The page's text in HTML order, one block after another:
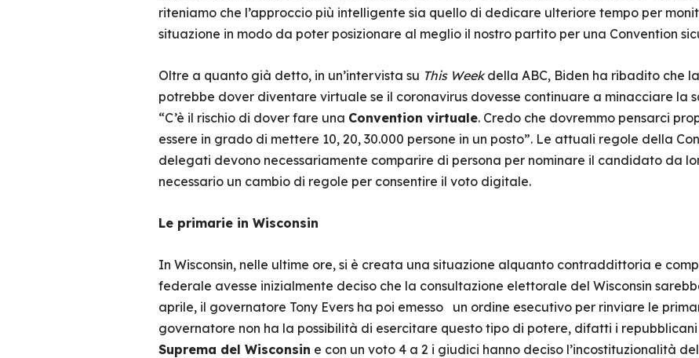
riteniamo che l’approccio più intelligente sia quello di dedicare ulteriore tempo per
situazione in modo da poter posizionare al meglio il nostro partito per una Convention
Oltre a quanto già detto, in un’intervista su This Weekdella ABC, Biden ha ribadito che
potrebbe dover diventare virtuale se il coronavirus dovesse continuare a minacciare la
“C’è il rischio di dover fare una Convention virtuale. Credo che dovremmo pensarci
essere in grado di mettere 10, 20, 30.000 persone in un posto”. Le attuali regole della
delegati devono necessariamente comparire di persona per nominare il candidato da
necessario un cambio di regole per consentire il voto digitale.
Le primarie in Wisconsin
In Wisconsin, nelle ultime ore, si è creata una situazione alquanto contraddittoria e
federale avesse inizialmente deciso che la consultazione elettorale del Wisconsin
aprile, il governatore Tony Evers ha poi emesso un ordine esecutivo per rinviare le
governatore non ha la possibilità di esercitare questo tipo di potere, difatti i
Suprema del Wisconsin e con un voto 4 a 2 i giudici hanno deciso l’incostituzionalità